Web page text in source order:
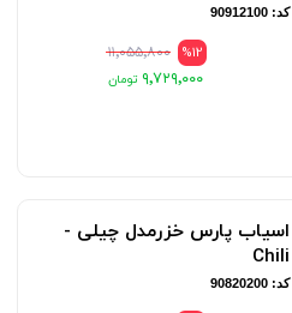
کد: 90912100
%12 ۱۱٬۰۵۵٬۸۰۰
۹٬۷۲۹٬۰۰۰
اسیاب پارس خزرمدل چیلی -
Chili
کد: 90820200